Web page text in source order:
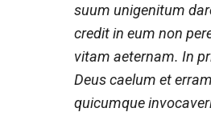
suum unigenitum
credit in eum non
vitam aeternam. In
Deus caelum et
quicumque